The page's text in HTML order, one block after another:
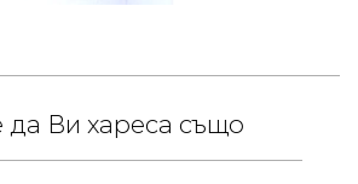
Ви хареса също